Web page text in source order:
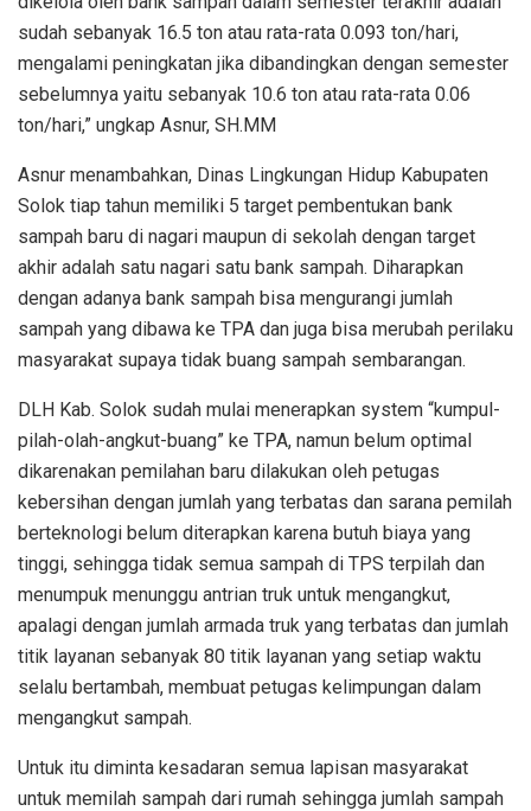
sudah sebanyak 16.5 ton atau rata-rata 0.093 ton/hari,
mengalami peningkatan jika dibandingkan dengan semester
sebelumnya yaitu sebanyak 10.6 ton atau rata-rata 0.06
ton/hari,” ungkap Asnur, SH.MM
Asnur menambahkan, Dinas Lingkungan Hidup Kabupaten
Solok tiap tahun memiliki 5 target pembentukan bank
sampah baru di nagari maupun di sekolah dengan target
akhir adalah satu nagari satu bank sampah. Diharapkan
dengan adanya bank sampah bisa mengurangi jumlah
sampah yang dibawa ke TPA dan juga bisa merubah perilaku
masyarakat supaya tidak buang sampah sembarangan.
DLH Kab. Solok sudah mulai menerapkan system “kumpul-
pilah-olah-angkut-buang” ke TPA, namun belum optimal
dikarenakan pemilahan baru dilakukan oleh petugas
kebersihan dengan jumlah yang terbatas dan sarana pemilah
berteknologi belum diterapkan karena butuh biaya yang
tinggi, sehingga tidak semua sampah di TPS terpilah dan
menumpuk menunggu antrian truk untuk mengangkut,
apalagi dengan jumlah armada truk yang terbatas dan jumlah
titik layanan sebanyak 80 titik layanan yang setiap waktu
selalu bertambah, membuat petugas kelimpungan dalam
mengangkut sampah.
Untuk itu diminta kesadaran semua lapisan masyarakat
untuk memilah sampah dari rumah sehingga jumlah sampah